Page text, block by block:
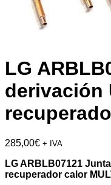
LG
derivación
285,00€ + IVA
LG ARBLB07121
recuperador calor